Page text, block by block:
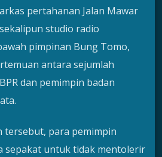
pertahanan Jalan Mawar
studio radio
pimpinan Bung Tomo,
antara sejumlah
dan pemimpin badan
tersebut, para pemimpin
sepakat untuk tidak mentolerir